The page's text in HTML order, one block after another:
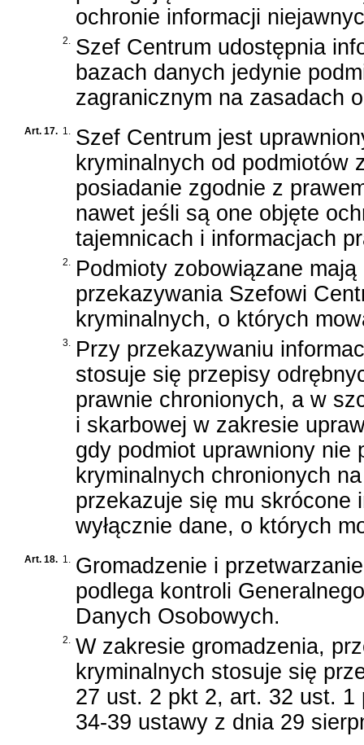
ochronie informacji
2.
Szef Centrum udostępnia
bazach danych jedynie
zagranicznym na zasadach
Art. 17. 1.
Szef Centrum jest
kryminalnych od podmiotów
posiadanie zgodnie z
nawet jeśli są one objęte
tajemnicach i informacjach
2.
Podmioty zobowiązane
przekazywania Szefowi
kryminalnych, o których
3.
Przy przekazywaniu
stosuje się przepisy
prawnie chronionych, a w
i skarbowej w zakresie
gdy podmiot uprawniony nie
kryminalnych chronionych
przekazuje się mu skrócone
wyłącznie dane, o których
Art. 18. 1.
Gromadzenie i
podlega kontroli
Danych Osobowych.
2.
W zakresie gromadzenia,
kryminalnych stosuje się
27 ust. 2 pkt 2, art. 32 ust.
34-39 ustawy z dnia 29